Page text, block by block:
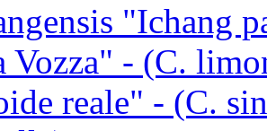
"Ichang
Vozza" - (C.
reale" - (C.